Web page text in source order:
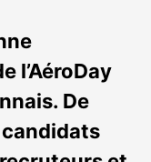
l’AéroDay
De
candidats